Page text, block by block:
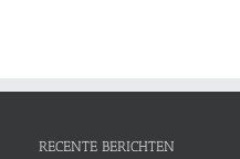
RECENTE BERICHTEN